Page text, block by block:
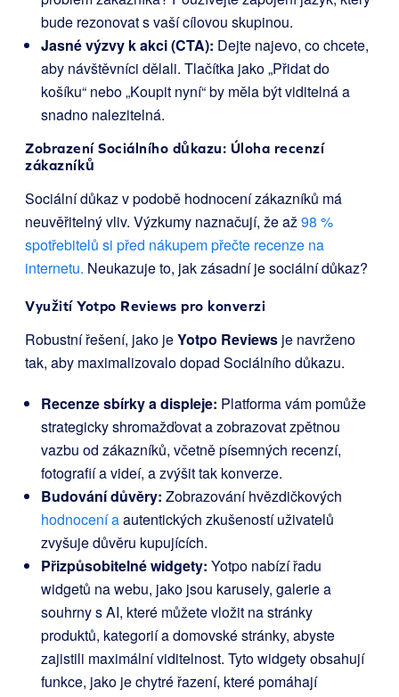
bude rezonovat s vaší cílovou skupinou.
Jasné výzvy k akci (CTA): Dejte najevo, co chcete,
aby návštěvníci dělali. Tlačítka jako „Přidat do
košíku“ nebo „Koupit nyní“ by měla být viditelná a
snadno nalezitelná.
Zobrazení Sociálního důkazu: Úloha recenzí
zákazníků
Sociální důkaz v podobě hodnocení zákazníků má
neuvěřitelný vliv. Výzkumy naznačují, že až98 %
spotřebitelů si před nákupem přečte recenze na
internetu. Neukazuje to, jak zásadní je sociální důkaz?
Využití Yotpo Reviews pro konverzi
Robustní řešení, jako jeYotpo Reviews je navrženo
tak, aby maximalizovalo dopad Sociálního důkazu.
Recenze sbírky a displeje: Platforma vám pomůže
strategicky shromažďovat a zobrazovat zpětnou
vazbu od zákazníků, včetně písemných recenzí,
fotografií a videí, a zvýšit tak konverze.
Budování důvěry: Zobrazování hvězdičkových
hodnocení aautentických zkušeností uživatelů
zvyšuje důvěru kupujících.
Přizpůsobitelné widgety: Yotpo nabízí řadu
widgetů na webu, jako jsou karusely, galerie a
souhrny s AI, které můžete vložit na stránky
produktů, kategorií a domovské stránky, abyste
zajistili maximální viditelnost. Tyto widgety obsahují
funkce, jako je chytré řazení, které pomáhají